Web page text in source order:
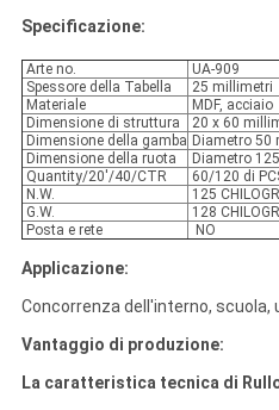
Specificazione:
Arte no.
UA-909
Spessore della Tabella
25 millimetri
Materiale
MDF, acciaio
Dimensione di struttura
20 x 60
Dimensione della gamba Diametro 50
Dimensione della ruota
Diametro
Quantity/20'/40/CTR
60/120 di
N.W.
125
G.W.
128
Posta e rete
NO
Applicazione:
Concorrenza dell'interno, scuola,
Vantaggio di produzione:
La caratteristica tecnica di